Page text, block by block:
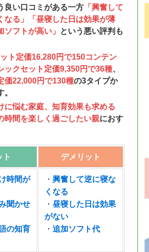
良い口コミがある一方 「興奮して
なる」「昼寝した日は効果が薄
ソフトが高い」 という悪い評判も
ト定価16,280円で150コンテン
ックセット 定価9,350円で36種、
価22,000円で130種の3タイプか
に悩む家庭、知育効果も求める
時間を楽しく過ごしたい親におす
ト デメリット
時間が
聞かせ
の知育
・興奮して逆に寝な
くなる
・昼寝した日は効果
がない
・追加ソフト代